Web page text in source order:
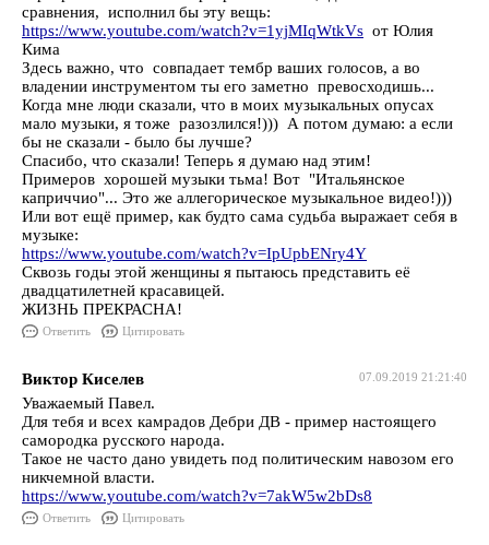
сравнения, исполнил бы эту вещь:
https://www.youtube.com/watch?v=1yjMIqWtkVs от Юлия
Кима
Здесь важно, что совпадает тембр ваших голосов, а во
владении инструментом ты его заметно превосходишь...
Когда мне люди сказали, что в моих музыкальных опусах
мало музыки, я тоже разозлился!))) А потом думаю: а если
бы не сказали - было бы лучше?
Спасибо, что сказали! Теперь я думаю над этим!
Примеров хорошей музыки тьма! Вот "Итальянское
каприччио"... Это же аллегорическое музыкальное видео!)))
Или вот ещё пример, как будто сама судьба выражает себя в
музыке:
https://www.youtube.com/watch?v=IpUpbENry4Y
Сквозь годы этой женщины я пытаюсь представить её
двадцатилетней красавицей.
ЖИЗНЬ ПРЕКРАСНА!
Ответить Цитировать
07.09.2019 21:21:40
Виктор Киселев
Уважаемый Павел.
Для тебя и всех камрадов Дебри ДВ - пример настоящего
самородка русского народа.
Такое не часто дано увидеть под политическим навозом его
никчемной власти.
https://www.youtube.com/watch?v=7akW5w2bDs8
Ответить Цитировать